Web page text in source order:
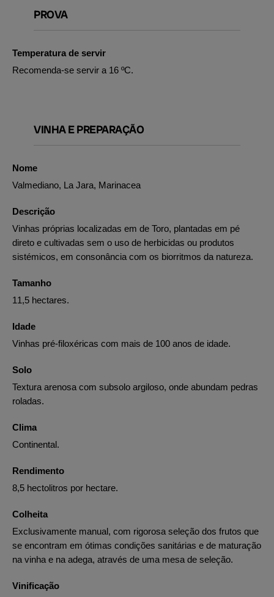
PROVA
Temperatura de servir
Recomenda-se servir a 16 ºC.
VINHA E PREPARAÇÃO
Nome
Valmediano, La Jara, Marinacea
Descrição
Vinhas próprias localizadas em de Toro, plantadas em pé
direto e cultivadas sem o uso de herbicidas ou produtos
sistémicos, em consonância com os biorritmos da natureza.
Tamanho
11,5 hectares.
Idade
Vinhas pré-filoxéricas com mais de 100 anos de idade.
Solo
Textura arenosa com subsolo argiloso, onde abundam pedras
roladas.
Clima
Continental.
Rendimento
8,5 hectolitros por hectare.
Colheita
Exclusivamente manual, com rigorosa seleção dos frutos que
se encontram em ótimas condições sanitárias e de maturação
na vinha e na adega, através de uma mesa de seleção.
Vinificação